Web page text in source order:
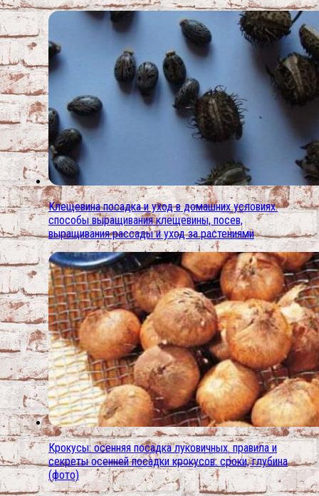
Клещевина посадка и уход в домашних условиях.
способы выращивания клещевины, посев,
выращивания рассады и уход за растениями
Крокусы: осенняя посадка луковичных. правила и
секреты осенней посадки крокусов: сроки, глубина
(фото)